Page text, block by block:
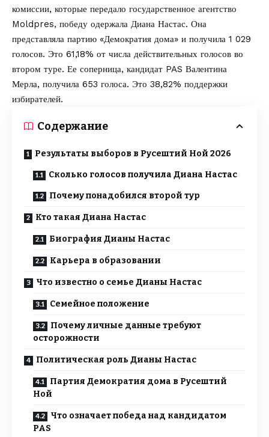
комиссии, которые передало государственное агентство
Moldpres, победу одержала Диана Настас. Она
представляла партию «Демократия дома» и получила 1 029
голосов. Это 61,18% от числа действительных голосов во
втором туре. Ее соперница, кандидат PAS Валентина
Мерла, получила 653 голоса. Это 38,82% поддержки
избирателей.
Содержание
Результаты выборов в Русештий Ной 2026
Сколько голосов получила Диана Настас
Почему понадобился второй тур
Кто такая Диана Настас
Биография Дианы Настас
Карьера в образовании
Что известно о семье Дианы Настас
Семейное положение
Почему личные данные требуют
осторожности
Политическая роль Дианы Настас
Партия Демократия дома в Русештий
Ной
Что означает победа над кандидатом
PAS